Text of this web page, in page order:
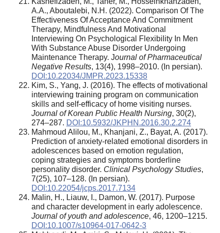
A.A., Aboutalebi, N.H. (2022). Comparison Of The
Effectiveness Of Acceptance And Commitment
Therapy, Mindfulness And Motivational
Interviewing On Psychological Flexibility In Men
With Substance Abuse Disorder Undergoing
Maintenance Therapy. Journal of Pharmaceutical
Negative Results, 13(4), 1998–2010. (In persian).
DOI:10.22034/JMPR.2023.15338
Kim, S., Yang, J. (2016). The effects of motivational
interviewing training program on communication
skills and self-efficacy of home visiting nurses.
Journal of Korean Public Health Nursing, 30(2),
274–287. DOI:10.5932/JKPHN.2016.30.2.274
Mahmoud Alilou, M., Khanjani, Z., Bayat, A. (2017).
Prediction of anxiety-related emotional disorders in
adolescences based on emotion regulation,
coping strategies and symptoms borderline
personality disorder. Clinical Psychology Studies,
7(25), 107–128. (In persian).
DOI:10.22054/jcps.2017.7134
Malin, H., Liauw, I., Damon, W. (2017). Purpose
and character development in early adolescence.
Journal of youth and adolescence, 46, 1200–1215.
DOI:10.1007/s10964-017-0642-3